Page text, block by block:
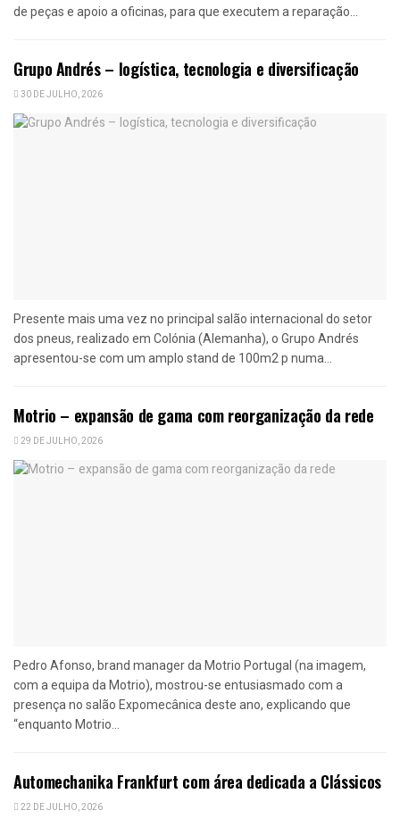
de peças e apoio a oficinas, para que executem a reparação...
Grupo Andrés – logística, tecnologia e diversificação
30 DE JULHO, 2026
Presente mais uma vez no principal salão internacional do setor
dos pneus, realizado em Colónia (Alemanha), o Grupo Andrés
apresentou-se com um amplo stand de 100m2 p numa...
Motrio – expansão de gama com reorganização da rede
29 DE JULHO, 2026
Pedro Afonso, brand manager da Motrio Portugal (na imagem,
com a equipa da Motrio), mostrou-se entusiasmado com a
presença no salão Expomecânica deste ano, explicando que
“enquanto Motrio...
Automechanika Frankfurt com área dedicada a Clássicos
22 DE JULHO, 2026